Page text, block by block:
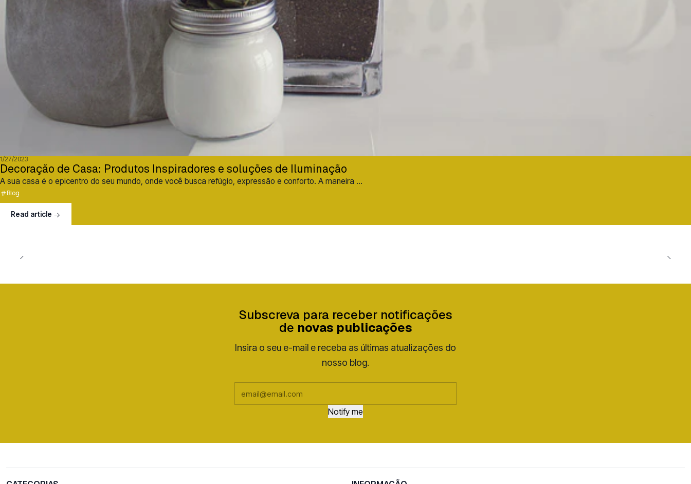
1/27/2023
Decoração de Casa: Produtos Inspiradores e soluções de Iluminação
A sua casa é o epicentro do seu mundo, onde você busca refúgio, expressão e conforto. A maneira ...
Blog
Read article
Subscreva para receber notificações
de novas publicações
Insira o seu e-mail e receba as últimas atualizações do
nosso blog.
Notify me